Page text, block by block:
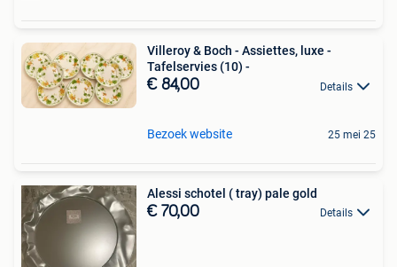
Villeroy & Boch - Assiettes, luxe -
Tafelservies (10) -
€ 84,00 Details
Bezoek website 25 mei 25
Alessi schotel ( tray) pale gold
€ 70,00 Details